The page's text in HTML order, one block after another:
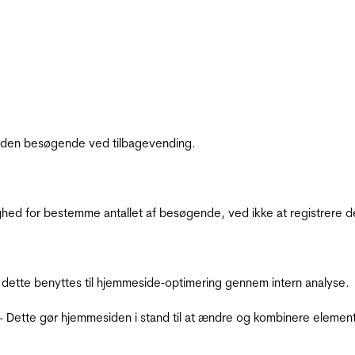
besøgende ved tilbagevending.
for bestemme antallet af besøgende, ved ikke at registrere
benyttes til hjemmeside‐optimering gennem intern analyse.
gør hjemmesiden i stand til at ændre og kombinere